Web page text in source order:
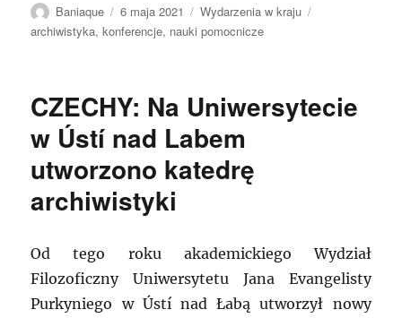
Autor
Baniaque
Data
publikacji
6 maja 2021 Kategorie
Wydarzenia w kraju
archiwistyka,konferencje, nauki pomocnicze
CZECHY: Na Uniwersytecie
w Ústí nad Labem
utworzono katedrę
archiwistyki
Od tego roku akademickiego Wydział
Filozoficzny Uniwersytetu Jana Evangelisty
Purkyniego w Ústí nad Łabą utworzył nowy